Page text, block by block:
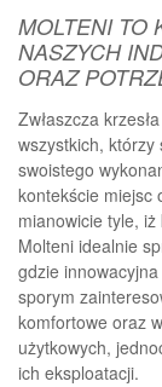
MOLTENI TO
NASZYCH
ORAZ
Zwłaszcza
wszystkich,
swoistego
kontekście miejsc
mianowicie tyle,
Molteni idealnie
gdzie
sporym
komfortowe oraz
użytkowych,
ich eksploatacji.